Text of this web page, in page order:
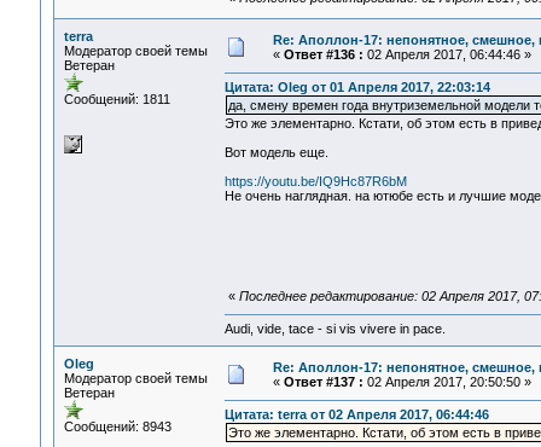
terra
Модератор своей темы
Ветеран
Сообщений: 1811
Re: Аполлон-17: непонятное, смешное,
« Ответ #136 : 02 Апреля 2017, 06:44:46 »
Цитата: Oleg от 01 Апреля 2017, 22:03:14
да, смену времен года внутриземельной модели
Это же элементарно. Кстати, об этом есть в
Вот модель еще.
https://youtu.be/IQ9Hc87R6bM
Не очень наглядная. на ютюбе есть и лучшие
« Последнее редактирование: 02 Апреля 2017,
Audi, vide, tace - si vis vivere in pace.
Oleg
Модератор своей темы
Ветеран
Сообщений: 8943
Re: Аполлон-17: непонятное, смешное,
« Ответ #137 : 02 Апреля 2017, 20:50:50 »
Цитата: terra от 02 Апреля 2017, 06:44:46
Это же элементарно. Кстати, об этом есть в